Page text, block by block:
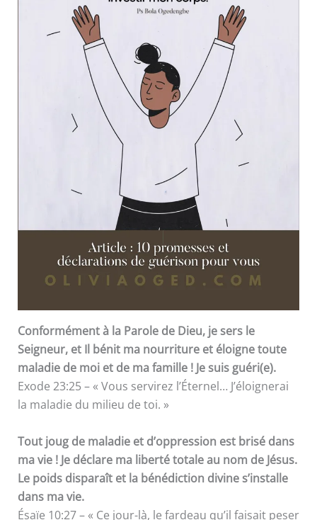
Conformément à la Parole de Dieu, je sers le
Seigneur, et Il bénit ma nourriture et éloigne toute
maladie de moi et de ma famille ! Je suis guéri(e).
Exode 23:25 – « Vous servirez l’Éternel… J’éloignerai
la maladie du milieu de toi. »
Tout joug de maladie et d’oppression est brisé dans
ma vie ! Je déclare ma liberté totale au nom de Jésus.
Le poids disparaît et la bénédiction divine s’installe
dans ma vie.
Ésaïe 10:27 – « Ce jour-là, le fardeau qu’il faisait peser